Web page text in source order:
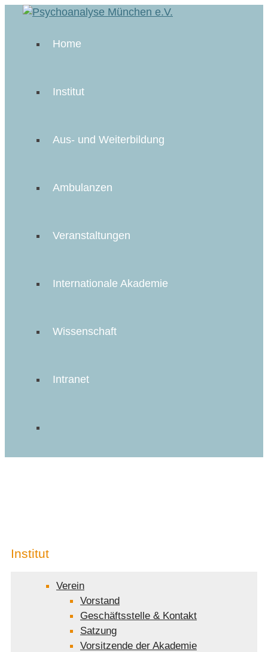
Home
Institut
Aus- und Weiterbildung
Ambulanzen
Veranstaltungen
Internationale Akademie
Wissenschaft
Intranet
Institut
Verein
Vorstand
Geschäftsstelle & Kontakt
Satzung
Vorsitzende der Akademie